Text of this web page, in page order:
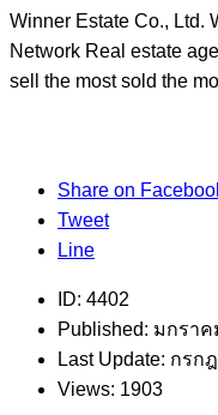
Winner Estate Co., Ltd.
Network Real estate
sell the most sold the
Share on
Tweet
Line
ID: 4402
Published: มกราค
Last Update: กรก
Views: 1903